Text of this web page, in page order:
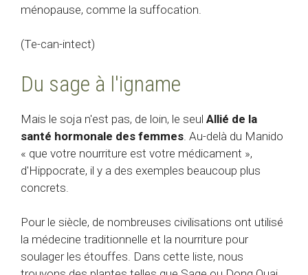
ménopause, comme la suffocation.
(Te-can-intect)
Du sage à l'igname
Mais le soja n'est pas, de loin, le seul Allié de la
santé hormonale des femmes . Au-delà du Manido
« que votre nourriture est votre médicament »,
d'Hippocrate, il y a des exemples beaucoup plus
concrets.
Pour le siècle, de nombreuses civilisations ont utilisé
la médecine traditionnelle et la nourriture pour
soulager les étouffes. Dans cette liste, nous